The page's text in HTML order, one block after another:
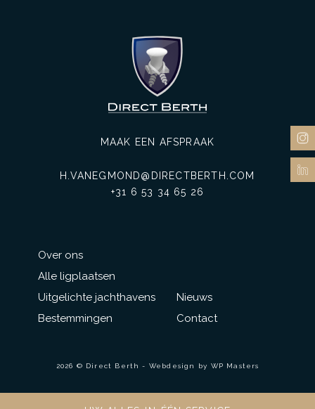
Over ons
Alle ligplaatsen
Uitgelichte jachthavens
Bestemmingen
MAAK EEN AFSPRAAK
H.VANEGMOND@DIRECTBERTH.COM
+31 6 53 34 65 26
Nieuws
Contact
2026 © Direct Berth - Webdesign by WP Masters